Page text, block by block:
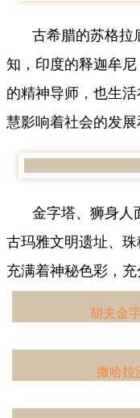
古希腊的苏格拉
知，印度的释迦牟
的精神导师，也生
慧影响着社会的发展
金字塔、狮身人
古玛雅文明遗址、
充满着神秘色彩，充
胡夫金
撒哈拉